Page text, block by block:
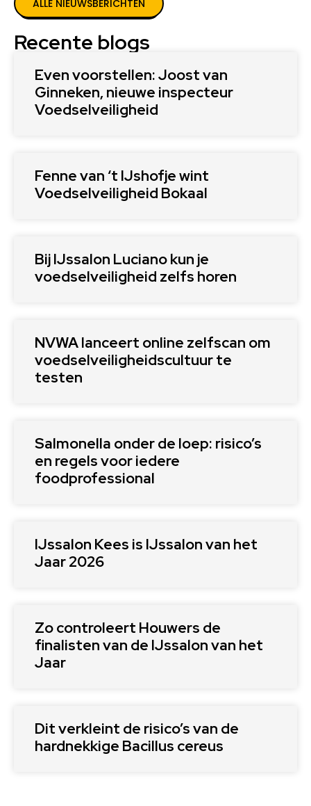
ALLE NIEUWSBERICHTEN
Recente blogs
Even voorstellen: Joost van
Ginneken, nieuwe inspecteur
Voedselveiligheid
Fenne van ‘t IJshofje wint
Voedselveiligheid Bokaal
Bij IJssalon Luciano kun je
voedselveiligheid zelfs horen
NVWA lanceert online zelfscan om
voedselveiligheidscultuur te
testen
Salmonella onder de loep: risico’s
en regels voor iedere
foodprofessional
IJssalon Kees is IJssalon van het
Jaar 2026
Zo controleert Houwers de
finalisten van de IJssalon van het
Jaar
Dit verkleint de risico’s van de
hardnekkige Bacillus cereus